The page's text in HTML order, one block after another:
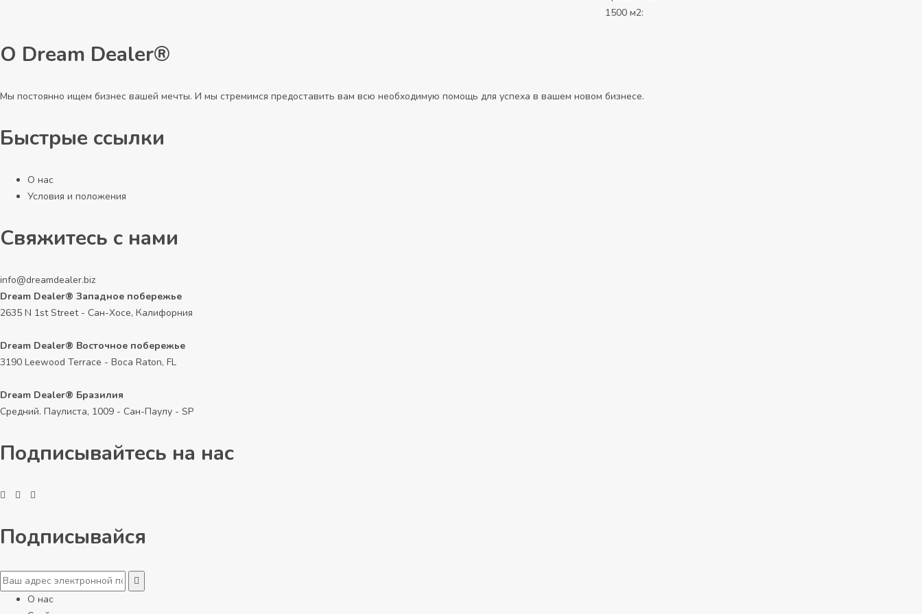
1500 м2:
О Dream Dealer®
Мы постоянно ищем бизнес вашей мечты. И мы стремимся предоставить вам всю необходимую помощь для успеха в вашем новом бизнесе.
Быстрые ссылки
О нас
Условия и положения
Свяжитесь с нами
info@dreamdealer.biz
Dream Dealer® Западное побережье
2635 N 1st Street - Сан-Хосе, Калифорния
Dream Dealer® Восточное побережье
3190 Leewood Terrace - Boca Raton, FL
Dream Dealer® Бразилия
Средний. Паулиста, 1009 - Сан-Паулу - SP
Подписывайтесь на нас
Подписывайся
О нас